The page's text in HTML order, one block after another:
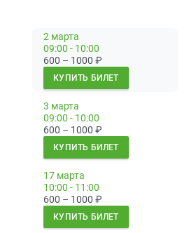
2 марта
09:00 - 10:00
600 – 1000 ₽
КУПИТЬ БИЛЕТ
3 марта
09:00 - 10:00
600 – 1000 ₽
КУПИТЬ БИЛЕТ
17 марта
10:00 - 11:00
600 – 1000 ₽
КУПИТЬ БИЛЕТ